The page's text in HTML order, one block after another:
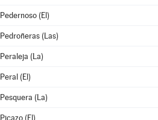
Pedernoso (El)
Pedroñeras (Las)
Peraleja (La)
Peral (El)
Pesquera (La)
Picazo (El)